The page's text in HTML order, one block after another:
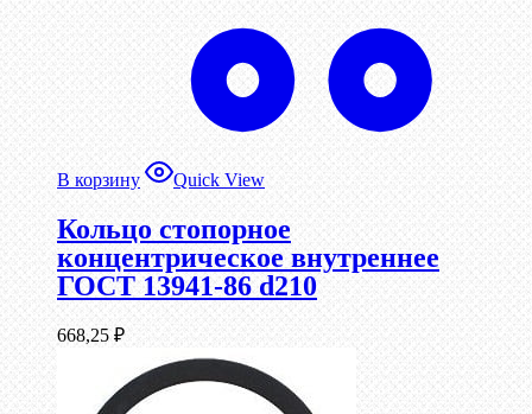
В корзину Quick View
Кольцо стопорное
концентрическое внутреннее
ГОСТ 13941-86 d210
668,25 ₽